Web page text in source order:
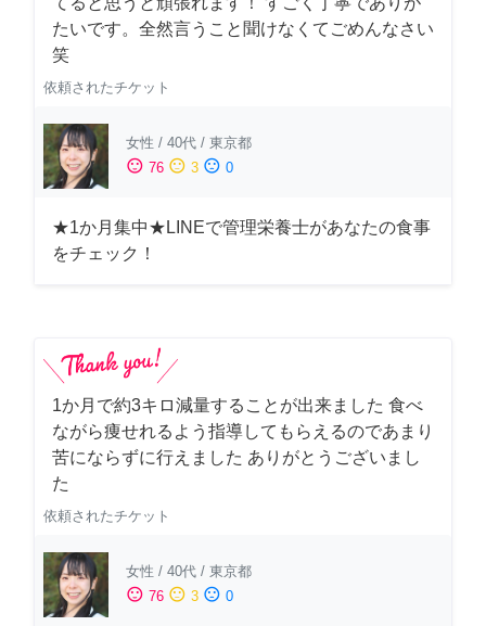
たいです。全然言うこと聞けなくてごめんなさい
笑
依頼されたチケット
女性 / 40代 / 東京都
sentiment_satisfied 76 sentiment_neutral 3 sentiment_dissatisfied 0
★1か月集中★LINEで管理栄養士があなたの食事
をチェック！
1か月で約3キロ減量することが出来ました 食べ
ながら痩せれるよう指導してもらえるのであまり
苦にならずに行えました ありがとうございまし
た
依頼されたチケット
女性 / 40代 / 東京都
sentiment_satisfied 76 sentiment_neutral 3 sentiment_dissatisfied 0